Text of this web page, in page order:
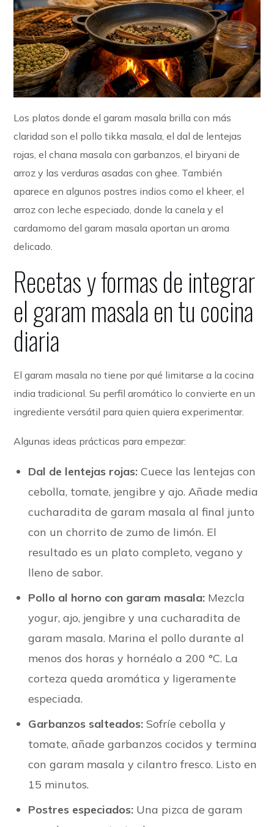
Los platos donde el garam masala brilla con más
claridad son el pollo tikka masala, el dal de lentejas
rojas, el chana masala con garbanzos, el biryani de
arroz y las verduras asadas con ghee. También
aparece en algunos postres indios como el kheer, el
arroz con leche especiado, donde la canela y el
cardamomo del garam masala aportan un aroma
delicado.
Recetas y formas de integrar
el garam masala en tu cocina
diaria
El garam masala no tiene por qué limitarse a la cocina
india tradicional. Su perfil aromático lo convierte en un
ingrediente versátil para quien quiera experimentar.
Algunas ideas prácticas para empezar:
Dal de lentejas rojas:Cuece las lentejas con
cebolla, tomate, jengibre y ajo. Añade media
cucharadita de garam masala al final junto
con un chorrito de zumo de limón. El
resultado es un plato completo, vegano y
lleno de sabor.
Pollo al horno con garam masala:Mezcla
yogur, ajo, jengibre y una cucharadita de
garam masala. Marina el pollo durante al
menos dos horas y hornéalo a 200 °C. La
corteza queda aromática y ligeramente
especiada.
Garbanzos salteados:Sofríe cebolla y
tomate, añade garbanzos cocidos y termina
con garam masala y cilantro fresco. Listo en
15 minutos.
Postres especiados:Una pizca de garam